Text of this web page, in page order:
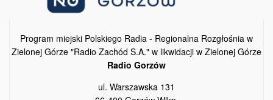
Program miejski Polskiego Radia - Regionalna Rozgłośnia w
Zielonej Górze "Radio Zachód S.A." w likwidacji w Zielonej Górze
Radio Gorzów
ul. Warszawska 131